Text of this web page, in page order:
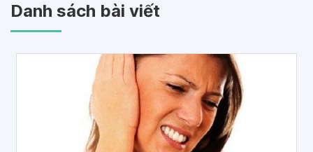
Danh sách bài viết